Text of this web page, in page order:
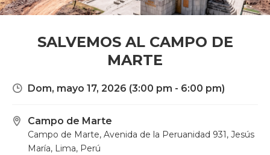
SALVEMOS AL CAMPO DE
MARTE
Dom, mayo 17, 2026 (3:00 pm - 6:00 pm)
Campo de Marte
Campo de Marte, Avenida de la Peruanidad 931, Jesús
María, Lima, Perú